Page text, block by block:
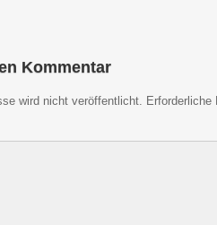
Kommentar
wird nicht veröffentlicht. Erforderliche